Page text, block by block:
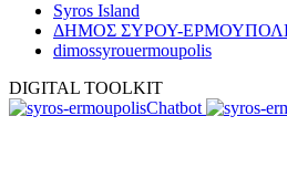
Syros Island
ΔΗΜΟΣ ΣΥΡΟΥ-
dimossyrouermoupolis
DIGITAL TOOLKIT
Chatbot